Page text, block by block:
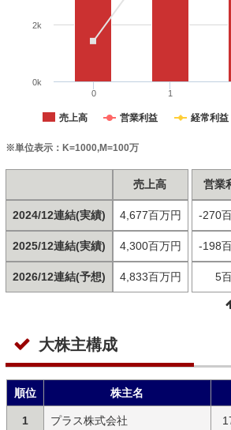
売上高 営業利益 経常利益
0 1
0k
2k
※単位表示：K=1000,M=100万
2024/12連結(実績)
2025/12連結(実績)
2026/12連結(予想)
売上高
4,677百万円
4,300百万円
4,833百万円
営業
-270
-198
5
大株主構成
順位 株主名
1 プラス株式会社